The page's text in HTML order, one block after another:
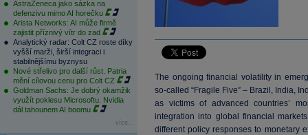
AstraZeneca jako sázka na
defenzivu mimo AI horečku
Arista Networks: AI může firmě
zajistit příznivý vítr do zad
Analytický radar: Colt CZ roste díky
vyšší marži, širší integraci i
stabilnějšímu byznysu
Nové střelivo pro další růst. Patria
mění cílovou cenu pro Colt CZ
Goldman Sachs: Je dobrý okamžik
využít poklesu Microsoftu. Nvidia
dál tahounem AI boomu
více...
The ongoing financial volatility in
so-called “Fragile Five” – Brazil, India,
as victims of advanced countries’
integration into global financial
different policy responses to monetary